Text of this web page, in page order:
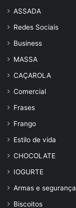
ASSADA
Redes Sociais
Business
MASSA
CAÇAROLA
Comercial
Frases
Frango
Estilo de vida
CHOCOLATE
IOGURTE
Armas e segurança
Biscoitos